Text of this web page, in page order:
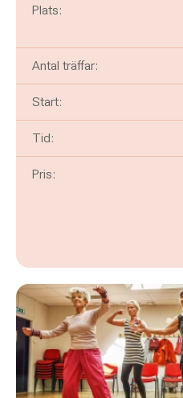
Plats:
Antal träffar:
Start:
Tid:
Pris: